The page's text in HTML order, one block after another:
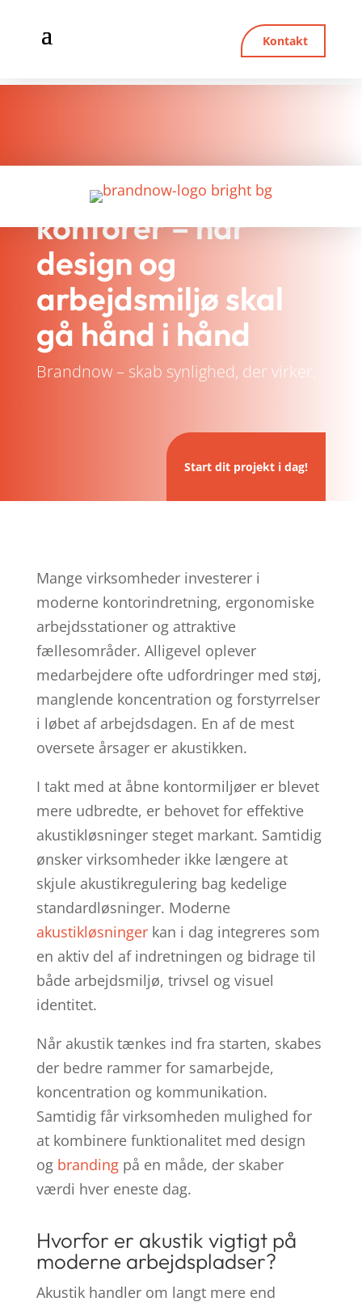
Kontakt
Akustikløsninger til
kontorer – når
design og
arbejdsmiljø skal
gå hånd i hånd
Brandnow – skab synlighed, der virker.
Start dit projekt i dag!
Mange virksomheder investerer i
moderne kontorindretning, ergonomiske
arbejdsstationer og attraktive
fællesområder. Alligevel oplever
medarbejdere ofte udfordringer med støj,
manglende koncentration og forstyrrelser
i løbet af arbejdsdagen. En af de mest
oversete årsager er akustikken.
I takt med at åbne kontormiljøer er blevet
mere udbredte, er behovet for effektive
akustikløsninger steget markant. Samtidig
ønsker virksomheder ikke længere at
skjule akustikregulering bag kedelige
standardløsninger. Moderne
akustikløsninger kan i dag integreres som
en aktiv del af indretningen og bidrage til
både arbejdsmiljø, trivsel og visuel
identitet.
Når akustik tænkes ind fra starten, skabes
der bedre rammer for samarbejde,
koncentration og kommunikation.
Samtidig får virksomheden mulighed for
at kombinere funktionalitet med design
og branding på en måde, der skaber
værdi hver eneste dag.
Hvorfor er akustik vigtigt på
moderne arbejdspladser?
Akustik handler om langt mere end